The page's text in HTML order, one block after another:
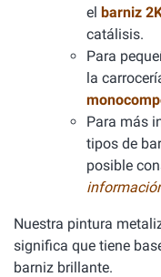
el barniz
catálisis.
Para
la
Para más
tipos de
posible
Nuestra pintura
significa que tiene
barniz brillante.